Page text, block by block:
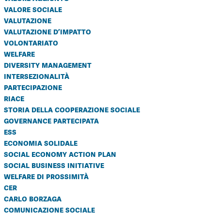
valore sociale
valutazione
valutazione d’impatto
volontariato
welfare
diversity management
intersezionalità
partecipazione
riace
storia della cooperazione sociale
governance partecipata
ess
economia solidale
social economy action plan
social business initiative
welfare di prossimità
cer
carlo borzaga
comunicazione sociale